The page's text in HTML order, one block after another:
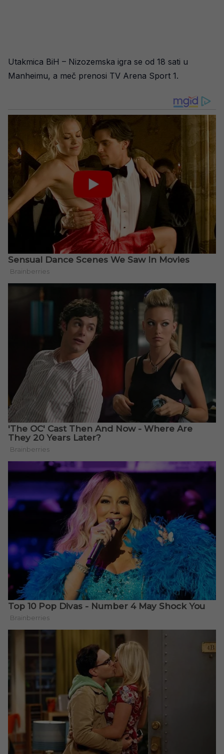
Utakmica BiH – Nizozemska igra se od 18 sati u
Manheimu, a meč prenosi TV Arena Sport 1.